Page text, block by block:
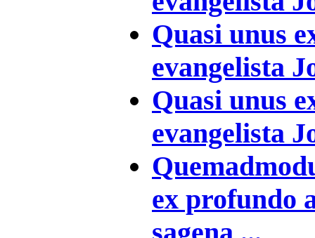
Quasi unus
evangelista
Quasi unus
evangelista
ex profundo